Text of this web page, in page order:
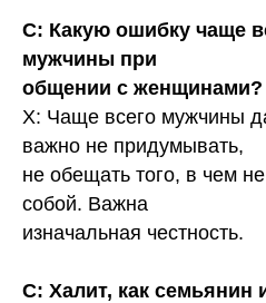
С: Какую ошибку чаще
мужчины при
общении с женщинами?
Х: Чаще всего мужчины
важно не придумывать,
не обещать того, в чем
собой. Важна
изначальная честность.
С: Халит, как семьянин